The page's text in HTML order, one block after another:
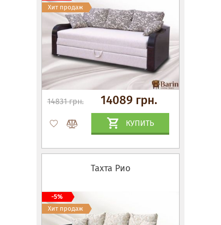
14831 грн. 14089 грн.
КУПИТЬ
Хит продаж
Тахта Рио
-5%
Хит продаж